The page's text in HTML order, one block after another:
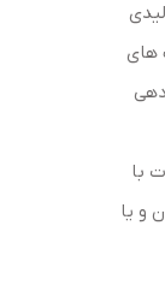
های
با
و یا